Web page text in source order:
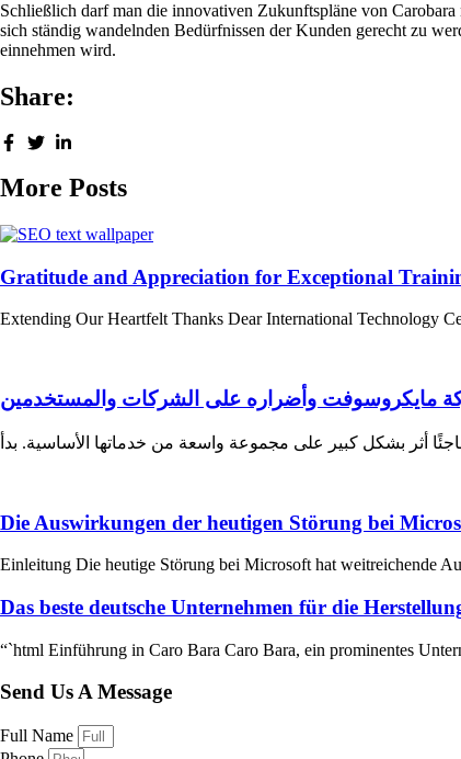
Schließlich darf man die innovativen Zukunftspläne von
sich ständig wandelnden Bedürfnissen der Kunden gerecht zu
einnehmen wird.
Share:
More Posts
Gratitude and Appreciation for Exceptional
Extending Our Heartfelt Thanks Dear International Technology
مايكروسوفت وأضراره على الشركات والمستخدمين
أثر بشكل كبير على مجموعة واسعة من خدماتها الأساسية. بدأ
Die Auswirkungen der heutigen Störung bei
Einleitung Die heutige Störung bei Microsoft hat weitreichende
Das beste deutsche Unternehmen für die
“`html Einführung in Caro Bara Caro Bara, ein prominentes
Send Us A Message
Full Name